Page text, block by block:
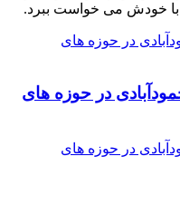
با خودش می خواست ببرد.
در حوزه های